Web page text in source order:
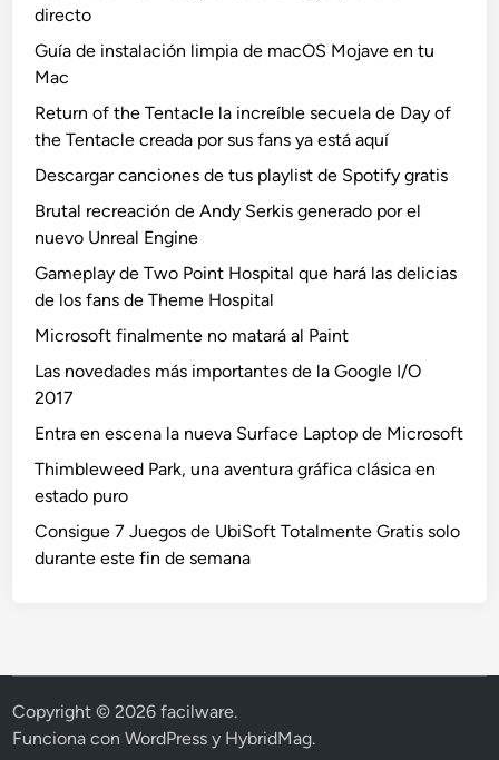
directo
Guía de instalación limpia de macOS Mojave en tu
Mac
Return of the Tentacle la increíble secuela de Day of
the Tentacle creada por sus fans ya está aquí
Descargar canciones de tus playlist de Spotify gratis
Brutal recreación de Andy Serkis generado por el
nuevo Unreal Engine
Gameplay de Two Point Hospital que hará las delicias
de los fans de Theme Hospital
Microsoft finalmente no matará al Paint
Las novedades más importantes de la Google I/O
2017
Entra en escena la nueva Surface Laptop de Microsoft
Thimbleweed Park, una aventura gráfica clásica en
estado puro
Consigue 7 Juegos de UbiSoft Totalmente Gratis solo
durante este fin de semana
Copyright © 2026facilware.
Funciona conWordPress y HybridMag.